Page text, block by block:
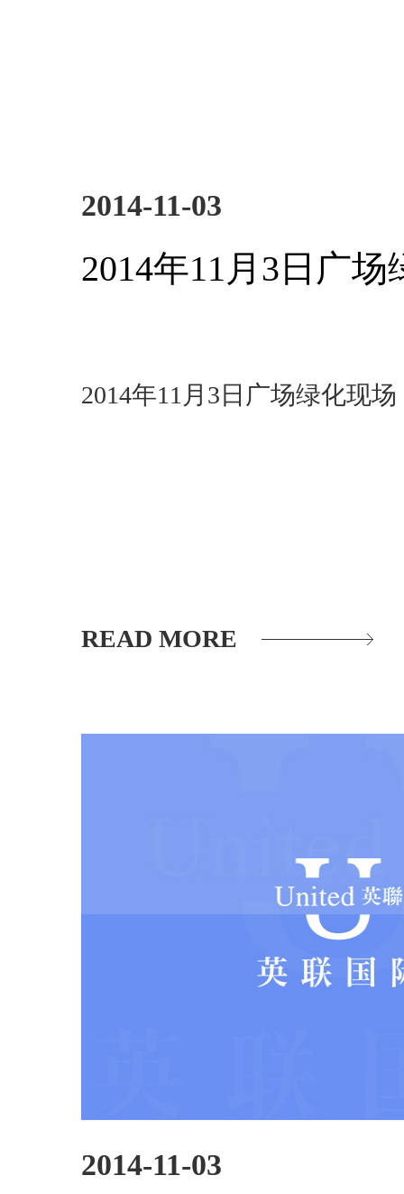
2014-11-03
2014年11月3日广场
2014年11月3日广场绿化现场
READ MORE
2014-11-03